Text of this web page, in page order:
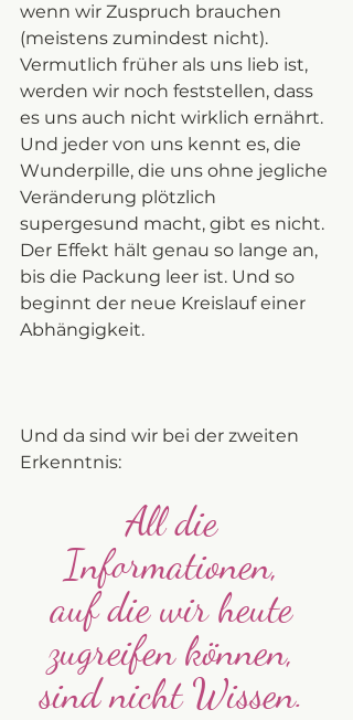
wenn wir Zuspruch brauchen
(meistens zumindest nicht).
Vermutlich früher als uns lieb ist,
werden wir noch feststellen, dass
es uns auch nicht wirklich ernährt.
Und jeder von uns kennt es, die
Wunderpille, die uns ohne jegliche
Veränderung plötzlich
supergesund macht, gibt es nicht.
Der Effekt hält genau so lange an,
bis die Packung leer ist. Und so
beginnt der neue Kreislauf einer
Abhängigkeit.
Und da sind wir bei der zweiten
Erkenntnis:
All die
Informationen,
auf die wir heute
zugreifen können,
sind nicht Wissen.